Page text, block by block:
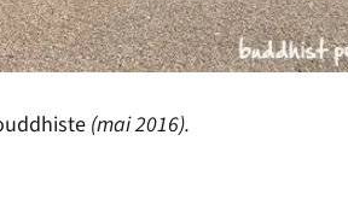
(mai 2016).